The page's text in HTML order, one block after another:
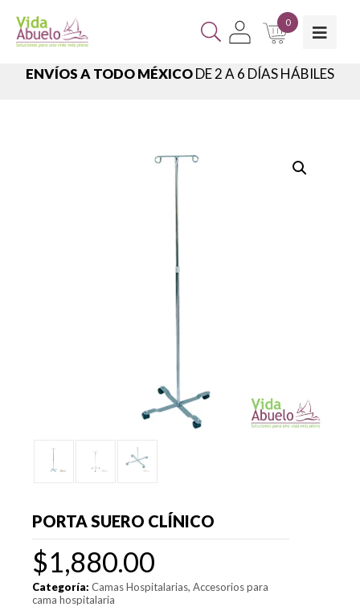
0
ENVÍOS A TODO MÉXICODE 2 A 6 DÍAS HÁBILES
PORTA SUERO CLÍNICO
$1,880.00
Categoría: Camas Hospitalarias Accesorios para
cama hospitalaria